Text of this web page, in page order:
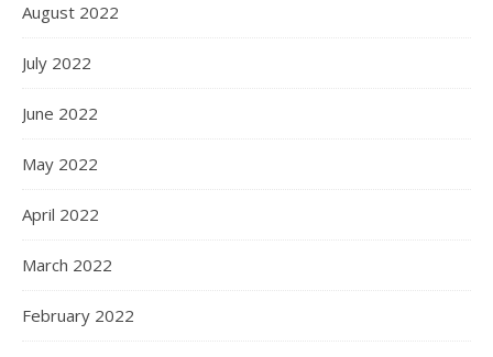
August 2022
July 2022
June 2022
May 2022
April 2022
March 2022
February 2022